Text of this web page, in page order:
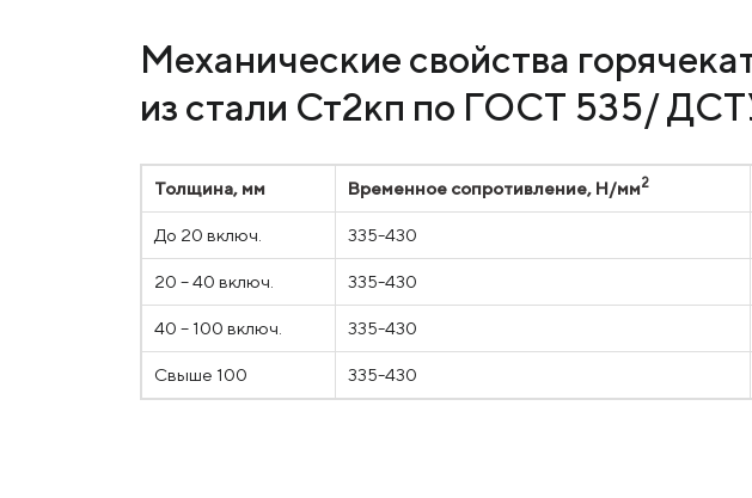
Механические свойства
из стали Ст2кп по ГОСТ 535/
Толщина, мм Временное сопротивление, Н/мм2
До 20 включ. 335-430
20 – 40 включ. 335-430
40 – 100 включ. 335-430
Свыше 100 335-430